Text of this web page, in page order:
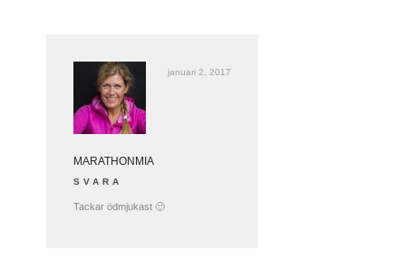
januari 2, 2017
MARATHONMIA
SVARA
Tackar ödmjukast 🙂